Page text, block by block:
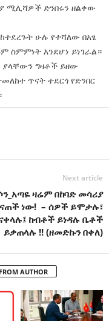
ሚሊሻዎች ድንበሩን ዘልቀው
ሁሉ የተሻለው በአፄ
ስምምነት እንደሆነ ይነገራል።
ያላቸውን ግዛቶች ይዘው
ጥናት ተደርጎ የድንበር
Next article
ዛሬም በከባድ መሳሪያ
ነው! – ሰዎች ይሞታሉ፣
ከብቶች ይነዳሉ ቤቶች
ይቃጠላሉ !! (ዘመድኩን በቀለ)
AUTHOR